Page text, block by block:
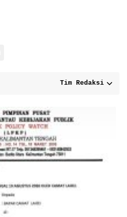
Tim Redaksi